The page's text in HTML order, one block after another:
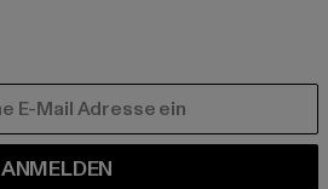
ANMELDEN